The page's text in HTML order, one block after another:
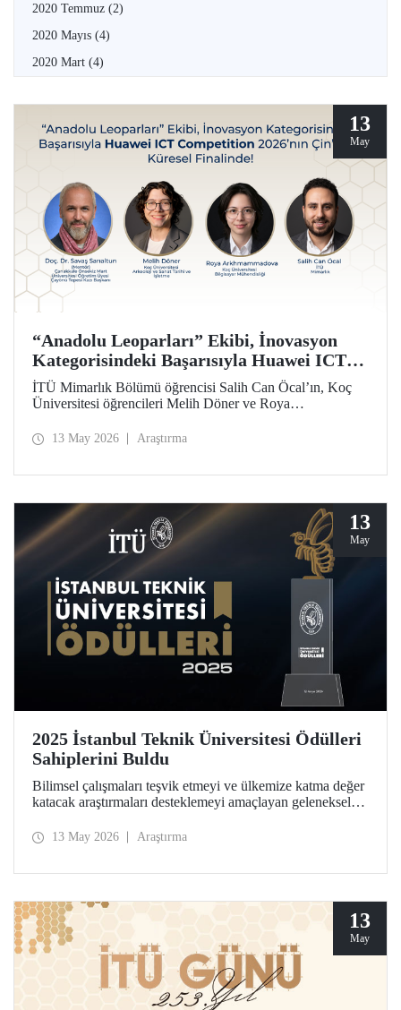
2020 Temmuz (2)
2020 Mayıs (4)
2020 Mart (4)
13
May
“Anadolu Leoparları” Ekibi, İnovasyon
Kategorisindeki Başarısıyla Huawei ICT
Competition 2026’nın Çin’deki Küresel
Finalinde!
İTÜ Mimarlık Bölümü öğrencisi Salih Can Öcal’ın, Koç
Üniversitesi öğrencileri Melih Döner ve Roya
ekibi, “Çayönü AI-VR Experience” isimli projesiyle
13 May 2026 Araştırma
13
May
2025 İstanbul Teknik Üniversitesi Ödülleri
Sahiplerini Buldu
Bilimsel çalışmaları teşvik etmeyi ve ülkemize katma değer
katacak araştırmaları desteklemeyi amaçlayan geleneksel
isimler, Ayazağa Yerleşkemizdeki törende onurlandırıldı.
13 May 2026 Araştırma
13
May